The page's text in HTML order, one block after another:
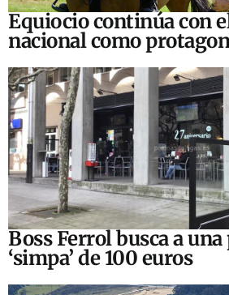
Equiocio continúa con
nacional como
Boss Ferrol busca a
‘simpa’ de 100 euros